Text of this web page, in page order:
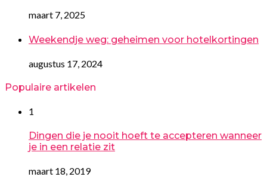
maart 7, 2025
Weekendje weg: geheimen voor hotelkortingen
augustus 17, 2024
Populaire artikelen
1
Dingen die je nooit hoeft te accepteren wanneer
je in een relatie zit
maart 18, 2019